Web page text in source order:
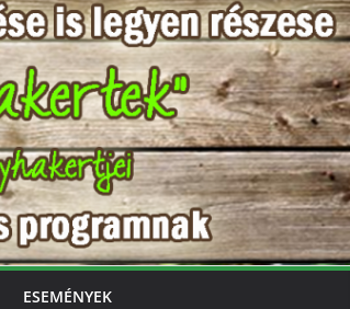
ESEMÉNYEK